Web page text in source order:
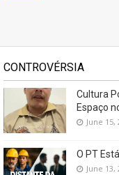
CONTROVÉRSIA
Cultura
Espaço
June 15,
O PT
June 13,